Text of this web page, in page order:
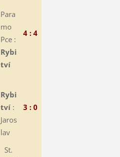
Para
mo
Pce :
Rybi
tví
4 : 4
Rybi
tví:
Jaros
lav
3 : 0
St.